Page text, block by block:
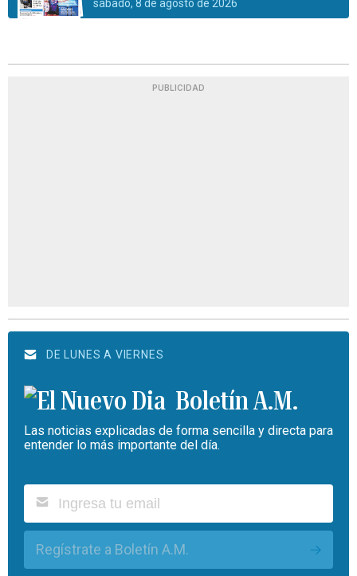
sábado, 8 de agosto de 2026
PUBLICIDAD
DE LUNES A VIERNES
Boletín A.M.
Las noticias explicadas de forma sencilla y directa para
entender lo más importante del día.
Regístrate a Boletín A.M.